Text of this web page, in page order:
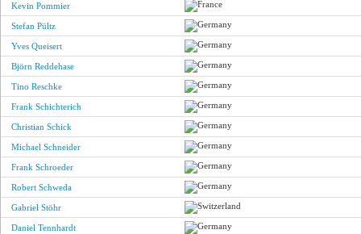
Kevin Pommier
Stefan Pültz
Yves Queisert
Björn Reddehase
Tino Reschke
Frank Schichterich
Christian Schick
Michael Schneider
Frank Schroeder
Robert Schweda
Gabriel Stöhr
Daniel Tennhardt